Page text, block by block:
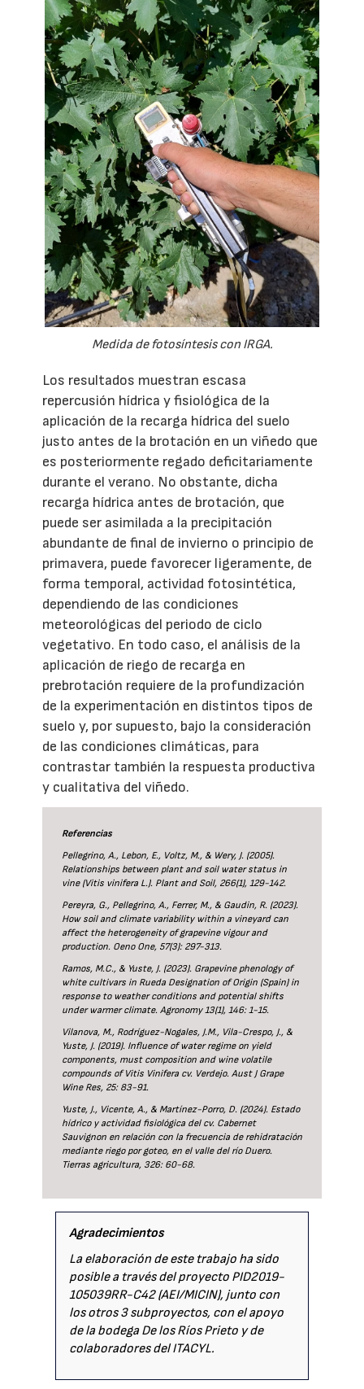
Medida de fotosíntesis con IRGA.
Los resultados muestran escasa
repercusión hídrica y fisiológica de la
aplicación de la recarga hídrica del suelo
justo antes de la brotación en un viñedo que
es posteriormente regado deficitariamente
durante el verano. No obstante, dicha
recarga hídrica antes de brotación, que
puede ser asimilada a la precipitación
abundante de final de invierno o principio de
primavera, puede favorecer ligeramente, de
forma temporal, actividad fotosintética,
dependiendo de las condiciones
meteorológicas del periodo de ciclo
vegetativo. En todo caso, el análisis de la
aplicación de riego de recarga en
prebrotación requiere de la profundización
de la experimentación en distintos tipos de
suelo y, por supuesto, bajo la consideración
de las condiciones climáticas, para
contrastar también la respuesta productiva
y cualitativa del viñedo.
Referencias
Pellegrino, A., Lebon, E., Voltz, M., & Wery, J. (2005).
Relationships between plant and soil water status in
vine (Vitis vinifera L.). Plant and Soil, 266(1), 129-142.
Pereyra, G., Pellegrino, A., Ferrer, M., & Gaudin, R. (2023).
How soil and climate variability within a vineyard can
affect the heterogeneity of grapevine vigour and
production. Oeno One, 57(3): 297-313.
Ramos, M.C., & Yuste, J. (2023). Grapevine phenology of
white cultivars in Rueda Designation of Origin (Spain) in
response to weather conditions and potential shifts
under warmer climate. Agronomy 13(1), 146: 1-15.
Vilanova, M., Rodríguez-Nogales, J.M., Vila-Crespo, J., &
Yuste, J. (2019). Influence of water regime on yield
components, must composition and wine volatile
compounds of Vitis Vinifera cv. Verdejo. Aust J Grape
Wine Res, 25: 83-91.
Yuste, J., Vicente, A., & Martínez-Porro, D. (2024). Estado
hídrico y actividad fisiológica del cv. Cabernet
Sauvignon en relación con la frecuencia de rehidratación
mediante riego por goteo, en el valle del río Duero.
Tierras agricultura, 326: 60-68.
Agradecimientos
La elaboración de este trabajo ha sido
posible a través del proyecto PID2019-
105039RR-C42 (AEI/MICIN), junto con
los otros 3 subproyectos, con el apoyo
de la bodega De los Ríos Prieto y de
colaboradores del ITACYL.